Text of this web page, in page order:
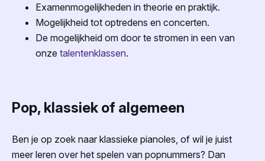
Examenmogelijkheden in theorie en praktijk.
Mogelijkheid tot optredens en concerten.
De mogelijkheid om door te stromen in een van
onze talentenklassen.
Pop, klassiek of algemeen
Ben je op zoek naar klassieke pianoles, of wil je juist
meer leren over het spelen van popnummers? Dan